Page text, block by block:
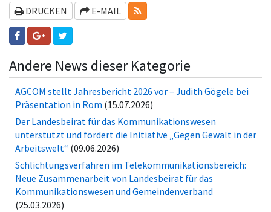
DRUCKEN E-MAIL RSS-FEEDS
Andere News dieser Kategorie
AGCOM stellt Jahresbericht 2026 vor – Judith Gögele bei
Präsentation in Rom (15.07.2026)
Der Landesbeirat für das Kommunikationswesen
unterstützt und fördert die Initiative „Gegen Gewalt in der
Arbeitswelt“ (09.06.2026)
Schlichtungsverfahren im Telekommunikationsbereich:
Neue Zusammenarbeit von Landesbeirat für das
Kommunikationswesen und Gemeindenverband
(25.03.2026)